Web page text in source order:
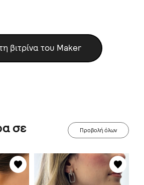
βιτρίνα του Maker
σε Προβολή όλων